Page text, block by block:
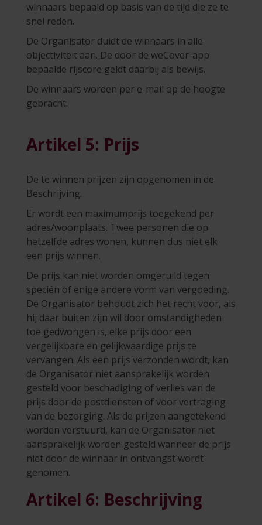
winnaars bepaald op basis van de tijd die ze te
snel reden.
De Organisator duidt de winnaars in alle
objectiviteit aan. De door de weCover-app
bepaalde rijscore geldt daarbij als bewijs.
De winnaars worden per e-mail op de hoogte
gebracht.
Artikel 5: Prijs
De te winnen prijzen zijn opgenomen in de
Beschrijving.
Er wordt een maximumprijs toegekend per
adres/woonplaats. Twee personen die op
hetzelfde adres wonen, kunnen dus niet elk
een prijs winnen.
De prijs kan niet worden omgeruild tegen
speciën of enige andere vorm van vergoeding.
De Organisator behoudt zich het recht voor, als
hij daar buiten zijn wil door omstandigheden
toe gedwongen is, elke prijs door een
vergelijkbare en gelijkwaardige prijs te
vervangen. Als een prijs verzonden wordt, kan
de Organisator niet aansprakelijk worden
gesteld voor beschadiging of verlies van de
prijs door de postdiensten of voor vertraging
van de bezorging. Als de prijzen aangetekend
worden verstuurd, kan de Organisator niet
aansprakelijk worden gesteld wanneer de prijs
niet door de winnaar in ontvangst wordt
genomen.
Artikel 6: Beschrijving